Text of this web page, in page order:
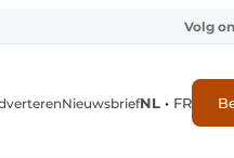
Volg
NieuwsbriefNL • FR